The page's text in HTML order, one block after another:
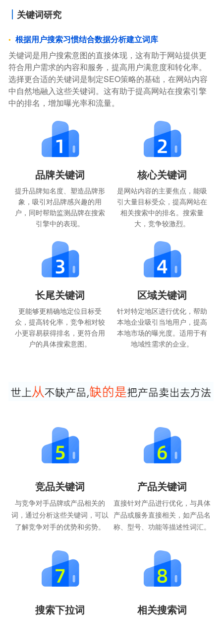
关键词研究
根据用户搜索习惯结合数据分析建立词库
关键词是用户搜索意图的直接体现，这有助于网站提供更
符合用户需求的内容和服务，提高用户满意度和转化率。
选择更合适的关键词是制定SEO策略的基础，在网站内容
中自然地融入这些关键词。这有助于提高网站在搜索引擎
中的排名，增加曝光率和流量。
品牌关键词
提升品牌知名度、塑造品牌形
象，吸引对品牌感兴趣的用
户，同时帮助监测品牌在搜索
引擎中的表现。
核心关键词
是网站内容的主要焦点，能吸
引大量目标受众，提高网站在
相关搜索中的排名。搜索量
大，竞争较激烈。
长尾关键词
更能够更精确地定位目标受
众，提高转化率，竞争相对较
小更容易获得排名，更符合用
户的具体搜索意图。
区域关键词
针对特定地区进行优化，帮助
本地企业吸引当地用户，提高
本地市场的曝光度。适用于有
地域性需求的企业。
竞品关键词
与竞争对手品牌或产品相关的
词，通过分析这些关键词，可以
了解竞争对手的优势和劣势。
产品关键词
直接针对产品进行优化，与具体
产品或服务直接相关，如产品名
称、型号、功能等描述性词汇。
搜索下拉词 相关搜索词